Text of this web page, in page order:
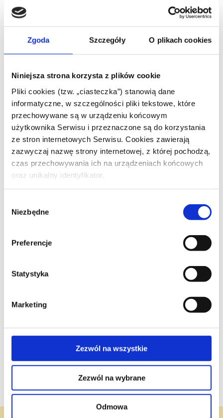
Zgoda Szczegóły O plikach cookies
Niniejsza strona korzysta z plików cookie
Pliki cookies (tzw. „ciasteczka”) stanowią dane
informatyczne, w szczególności pliki tekstowe, które
przechowywane są w urządzeniu końcowym
użytkownika Serwisu i przeznaczone są do korzystania
ze stron internetowych Serwisu. Cookies zawierają
zazwyczaj nazwę strony internetowej, z której pochodzą,
czas przechowywania ich na urządzeniach końcowych
oraz unikalny identyfikator.
zgody
Niezbędne
Preferencje
Statystyka
Marketing
Zezwól na wszystkie
Zezwól na wybrane
Odmowa
Prześlij
ul. Pochyła 21/1a
ul. Braniborska 76/10
marketingowe
aby wczytać mapę z
lokalizacją.
marketingoweaby wczytać mapę z
lokalizacją.